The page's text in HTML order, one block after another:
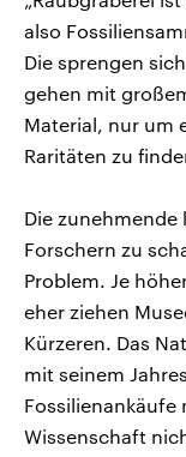
also
Die sprengen
gehen mit
Material, nur um
Raritäten zu
Die zunehmende
Forschern zu
Problem. Je
eher ziehen
Kürzeren. Das
mit seinem
Wissenschaft